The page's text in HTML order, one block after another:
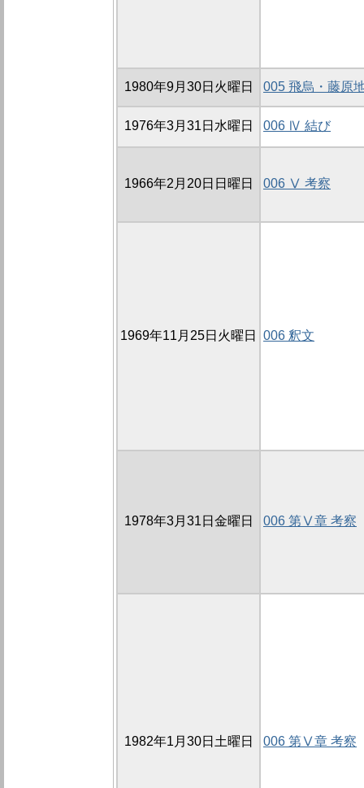
1980年9月30日火曜日 005 飛烏・藤原
1976年3月31日水曜日 006 Ⅳ 結び
1966年2月20日日曜日 006 Ⅴ 考察
1969年11月25日火曜日 006 釈文
1978年3月31日金曜日 006 第Ⅴ章 考察
1982年1月30日土曜日 006 第Ⅴ章 考察